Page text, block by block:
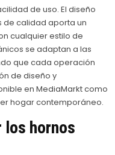
de uso. El diseño
de calidad aporta un
cualquier estilo de
se adaptan a las
que cada operación
de diseño y
en MediaMarkt como
hogar contemporáneo.
los hornos